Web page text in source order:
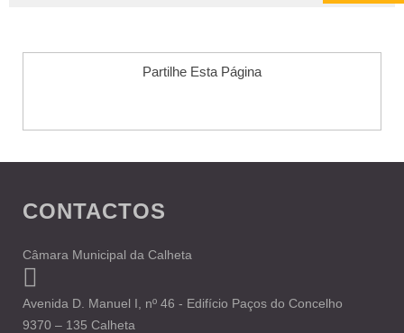
Partilhe Esta Página
CONTACTOS
Câmara Municipal da Calheta
Avenida D. Manuel I, nº 46 - Edifício Paços do Concelho
9370 – 135 Calheta